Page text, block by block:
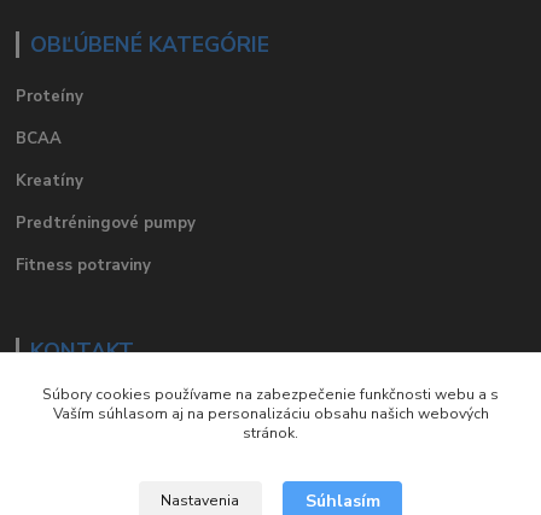
OBĽÚBENÉ KATEGÓRIE
Proteíny
BCAA
Kreatíny
Predtréningové pumpy
Fitness potraviny
KONTAKT
e-mail:eshop@suplements.sk
Súbory cookies používame na zabezpečenie funkčnosti webu a s
Vaším súhlasom aj na personalizáciu obsahu našich webových
stránok.
Nastavenia Súhlasím